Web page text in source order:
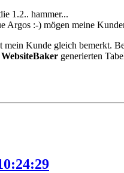
1.2.. hammer...
Argos :-) mögen meine
mein Kunde gleich bemerkt.
WebsiteBaker generierten